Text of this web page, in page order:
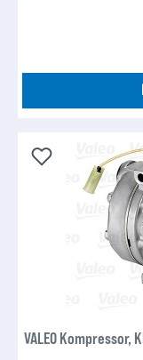
VALEO Kompressor,